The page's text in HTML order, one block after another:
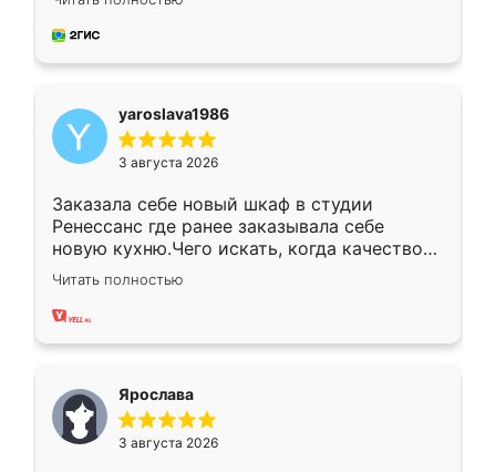
довольны работой. Спасибо Ренессанс
мебель за качественную работу!
yaroslava1986
3 августа 2026
Заказала себе новый шкаф в студии
Ренессанс где ранее заказывала себе
новую кухню.Чего искать, когда качеством
вполне довольна. Служит кухня уже почти
два года, нареканий нет.
Читать полностью
Ярослава
3 августа 2026